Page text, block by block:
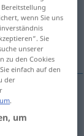
wenn Sie uns
Sie
unserer
zu den Cookies
einfach auf den
der
.
um